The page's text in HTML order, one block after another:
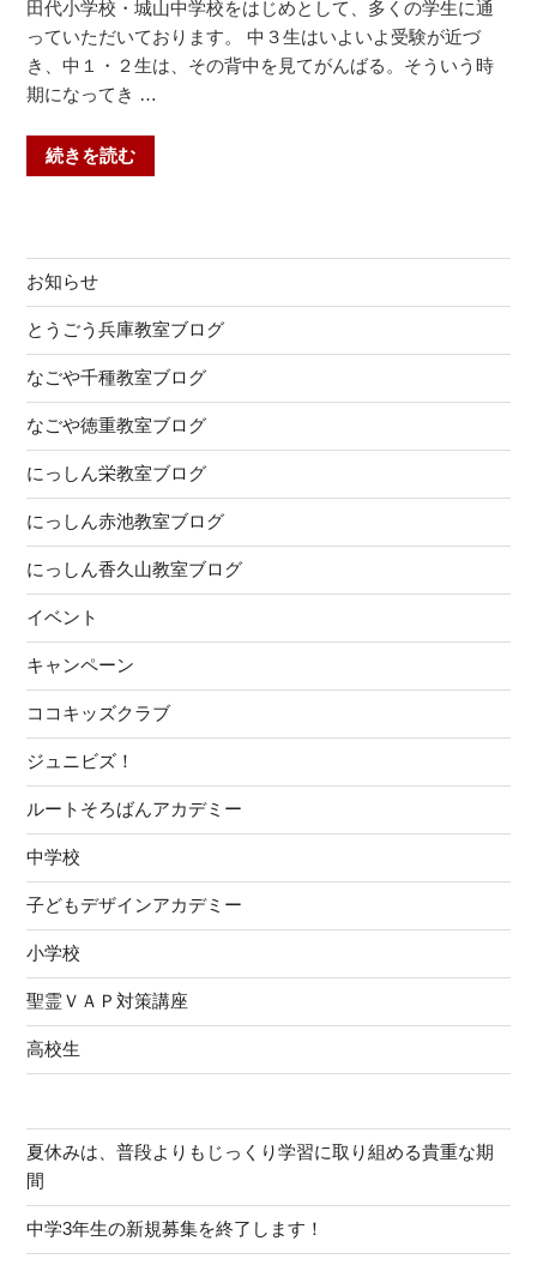
田代小学校・城山中学校をはじめとして、多くの学生に通
っていただいております。 中３生はいよいよ受験が近づ
き、中１・２生は、その背中を見てがんばる。そういう時
期になってき …
“中
３
い
い
よ
受
近
づ
い
ま
し
た！”
続きを読む
お知らせ
とうごう兵庫教室ブログ
なごや千種教室ブログ
なごや徳重教室ブログ
にっしん栄教室ブログ
にっしん赤池教室ブログ
にっしん香久山教室ブログ
イベント
キャンペーン
ココキッズクラブ
ジュニビズ！
ルートそろばんアカデミー
中学校
子どもデザインアカデミー
小学校
聖霊ＶＡＰ対策講座
高校生
夏休みは、普段よりもじっくり学習に取り組める貴重な期
間
中学3年生の新規募集を終了します！